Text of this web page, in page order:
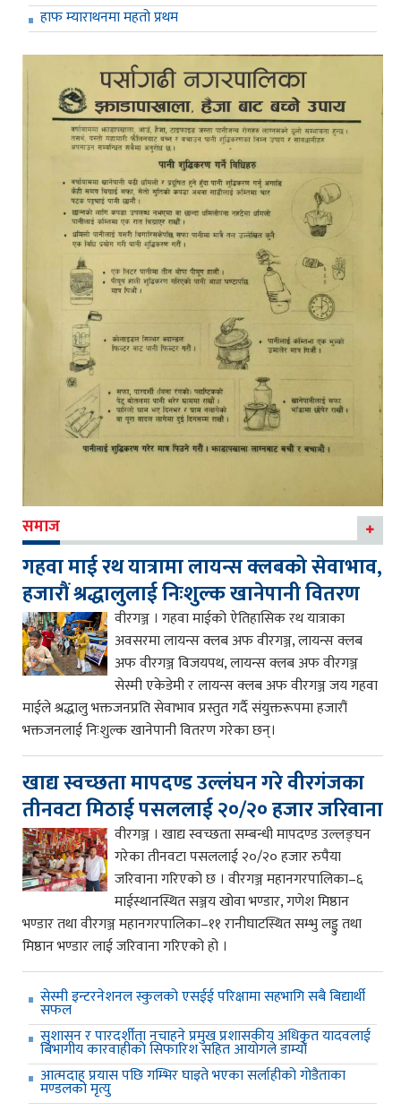
हाफ म्याराथनमा महतो प्रथम
समाज
गहवा माई रथ यात्रामा लायन्स क्लबको सेवाभाव,
हजारौं श्रद्धालुलाई निःशुल्क खानेपानी वितरण
वीरगञ्ज । गहवा माईको ऐतिहासिक रथ यात्राका
अवसरमा लायन्स क्लब अफ वीरगञ्ज, लायन्स क्लब
अफ वीरगञ्ज विजयपथ, लायन्स क्लब अफ वीरगञ्ज
सेस्मी एकेडेमी र लायन्स क्लब अफ वीरगञ्ज जय गहवा
माईले श्रद्धालु भक्तजनप्रति सेवाभाव प्रस्तुत गर्दै संयुक्तरूपमा हजारौं
भक्तजनलाई निःशुल्क खानेपानी वितरण गरेका छन्।
खाद्य स्वच्छता मापदण्ड उल्लंघन गरे वीरगंजका
तीनवटा मिठाई पसललाई २०/२० हजार जरिवाना
वीरगञ्ज । खाद्य स्वच्छता सम्बन्धी मापदण्ड उल्लङ्घन
गरेका तीनवटा पसललाई २०/२० हजार रुपैया
जरिवाना गरिएको छ । वीरगञ्ज महानगरपालिका–६
माईस्थानस्थित सञ्जय खोवा भण्डार, गणेश मिष्ठान
भण्डार तथा वीरगञ्ज महानगरपालिका–११ रानीघाटस्थित सम्भु लड्डु तथा
मिष्ठान भण्डार लाई जरिवाना गरिएको हो ।
सेस्मी इन्टरनेशनल स्कुलको एसईई परिक्षामा सहभागि सबै बिद्यार्थी
सफल
सुशासन र पारदर्शीता नचाहने प्रमुख प्रशासकीय अधिकृत यादवलाई
बिभागीय कारवाहीको सिफारिश सहित आयोगले डाम्यो
आत्मदाह प्रयास पछि गम्भिर घाइते भएका सर्लाहीको गोडैताका
मण्डलको मृत्यु